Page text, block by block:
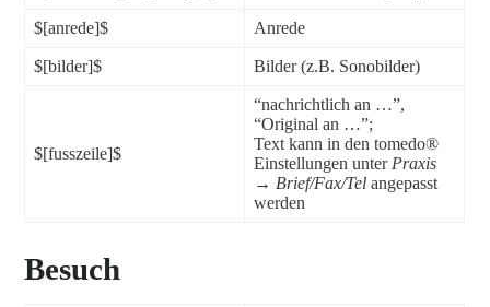
$[anrede]$ Anrede
$[bilder]$ Bilder (z.B. Sonobilder)
$[fusszeile]$
“nachrichtlich an …”,
“Original an …”;
Text kann in den tomedo®
Einstellungen unter Praxis
→ Brief/Fax/Tel angepasst
werden
Besuch